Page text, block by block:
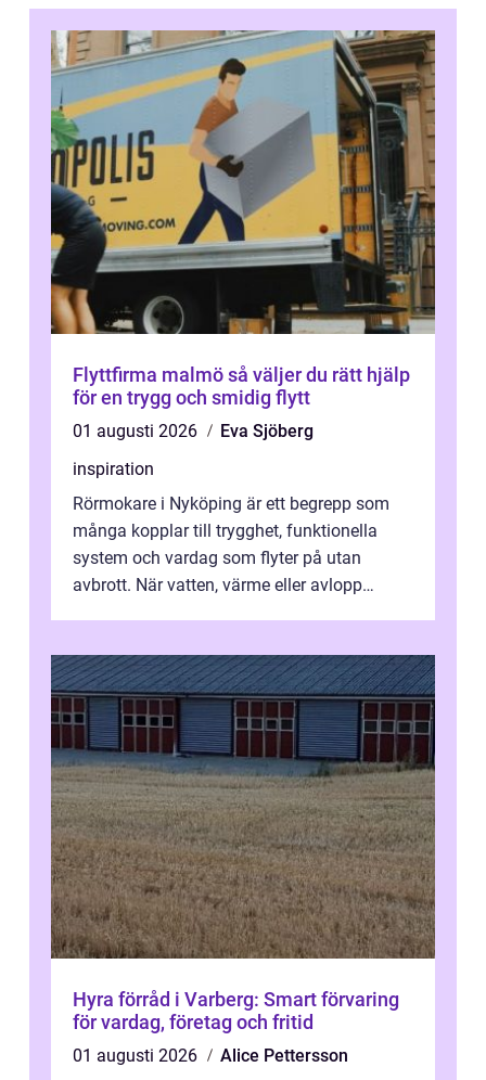
Flyttfirma malmö så väljer du rätt hjälp
för en trygg och smidig flytt
01 augusti 2026
Eva Sjöberg
inspiration
Rörmokare i Nyköping är ett begrepp som
många kopplar till trygghet, funktionella
system och vardag som flyter på utan
avbrott. När vatten, värme eller avlopp
Hyra förråd i Varberg: Smart förvaring
för vardag, företag och fritid
01 augusti 2026
Alice Pettersson